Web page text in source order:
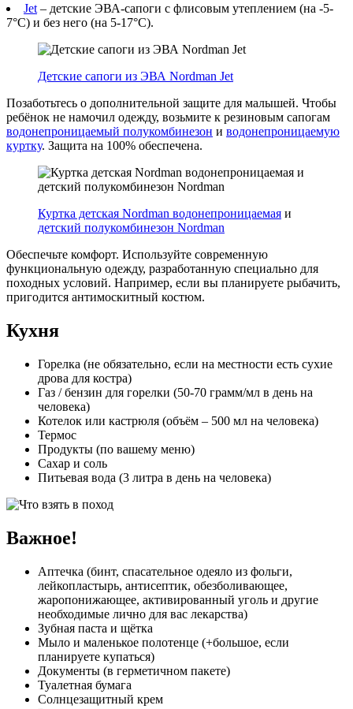
Jet – детские ЭВА-сапоги с флисовым утеплением (на -5-
7°C) и без него (на 5-17°C).
Детские сапоги из ЭВА Nordman Jet
Позаботьтесь о дополнительной защите для малышей. Чтобы
ребёнок не намочил одежду, возьмите к резиновым сапогам
водонепроницаемый полукомбинезон и водонепроницаемую
куртку. Защита на 100% обеспечена.
Куртка детская Nordman водонепроницаемая и
детский полукомбинезон Nordman
Обеспечьте комфорт. Используйте современную
функциональную одежду, разработанную специально для
походных условий. Например, если вы планируете рыбачить,
пригодится антимоскитный костюм.
Кухня
Горелка (не обязательно, если на местности есть сухие
дрова для костра)
Газ / бензин для горелки (50-70 грамм/мл в день на
человека)
Котелок или кастрюля (объём – 500 мл на человека)
Термос
Продукты (по вашему меню)
Сахар и соль
Питьевая вода (3 литра в день на человека)
Важное!
Аптечка (бинт, спасательное одеяло из фольги,
лейкопластырь, антисептик, обезболивающее,
жаропонижающее, активированный уголь и другие
необходимые лично для вас лекарства)
Зубная паста и щётка
Мыло и маленькое полотенце (+большое, если
планируете купаться)
Документы (в герметичном пакете)
Туалетная бумага
Солнцезащитный крем